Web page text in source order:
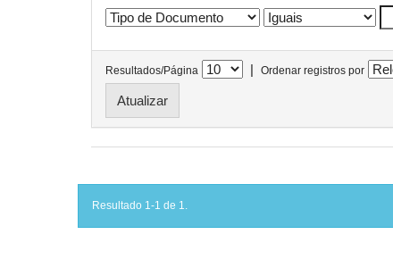
Resultados/Página | Ordenar registros por
Resultado 1-1 de 1.